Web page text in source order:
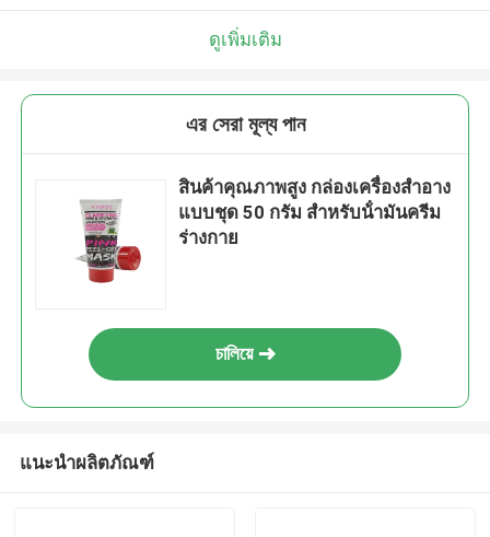
ดูเพิ่มเติม
এর সেরা মূল্য পান
สินค้าคุณภาพสูง กล่องเครื่องสําอาง
แบบชุด 50 กรัม สําหรับน้ํามันครีม
ร่างกาย
চালিয়ে
แนะนำผลิตภัณฑ์